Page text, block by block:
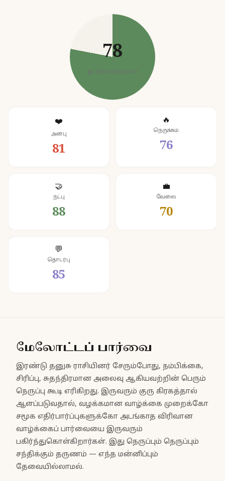
78
ஒட்டுமொத்தமாக
❤️
அன்பு
81
🔥
நெருக்கம்
76
🤝
நட்பு
88
💼
வேலை
70
💬
தொடர்பு
85
மேலோட்டப் பார்வை
இரண்டு தனுசு ராசியினர் சேரும்போது, நம்பிக்கை,
சிரிப்பு, சுதந்திரமான அலைவு ஆகியவற்றின் பெரும்
நெருப்பு கூடி எரிகிறது. இருவரும் குரு கிரகத்தால்
ஆளப்படுவதால், வழக்கமான வாழ்க்கை முறைக்கோ
சமூக எதிர்பார்ப்புகளுக்கோ அடங்காத விரிவான
வாழ்க்கைப் பார்வையை இருவரும்
பகிர்ந்துகொள்கிறார்கள். இது நெருப்பும் நெருப்பும்
சந்திக்கும் தருணம் — எந்த மன்னிப்பும்
தேவையில்லாமல்.